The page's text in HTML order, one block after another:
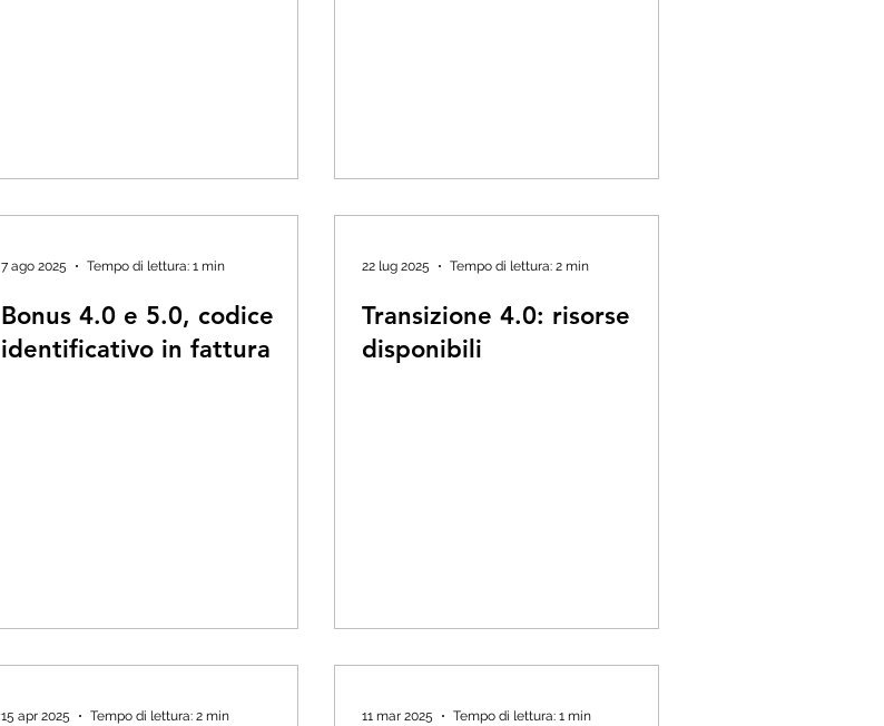
Bonus 4.0 e 5.0, codice
identificativo in fattura
7 ago 2025 Tempo di lettura: 1 min
Transizione 4.0: risorse
disponibili
22 lug 2025 Tempo di lettura: 2 min
15 apr 2025 Tempo di lettura: 2 min 11 mar 2025 Tempo di lettura: 1 min